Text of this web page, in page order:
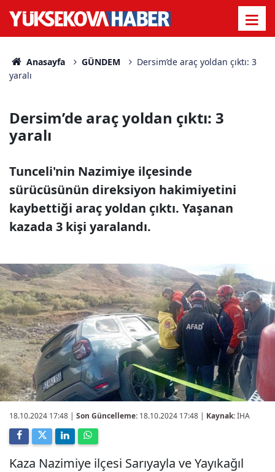
Anasayfa GÜNDEM
Dersim’de araç yoldan çıktı: 3
yaralı
Dersim’de araç yoldan çıktı: 3
yaralı
Tunceli'nin Nazimiye ilçesinde
sürücüsünün direksiyon hakimiyetini
kaybettiği araç yoldan çıktı. Yaşanan
kazada 3 kişi yaralandı.
18.10.2024 17:48 | Son Güncelleme: 18.10.2024 17:48 | Kaynak:İHA
Kaza Nazimiye ilçesi Sarıyayla ve Yayıkağıl